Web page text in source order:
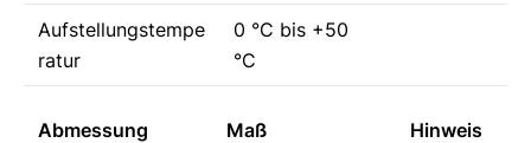
Aufstellungstempe
ratur
0 °C bis +50
°C
Abmessung Maß Hinweis